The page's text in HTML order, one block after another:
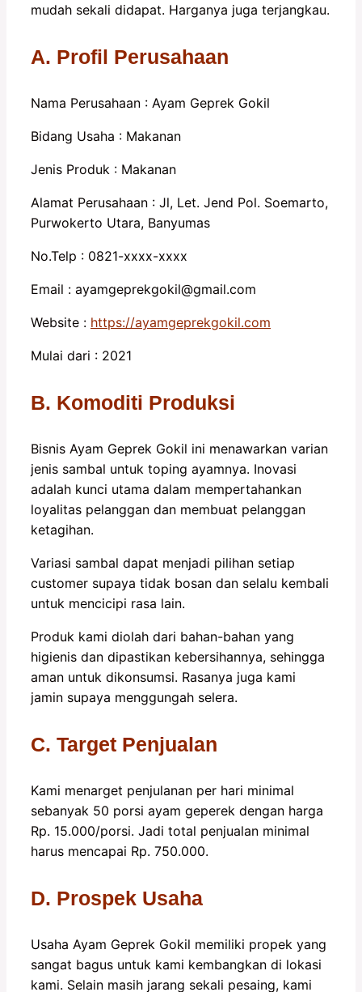
mudah sekali didapat. Harganya juga terjangkau.
A. Profil Perusahaan
Nama Perusahaan : Ayam Geprek Gokil
Bidang Usaha : Makanan
Jenis Produk : Makanan
Alamat Perusahaan : Jl, Let. Jend Pol. Soemarto,
Purwokerto Utara, Banyumas
No.Telp : 0821-xxxx-xxxx
Email : ayamgeprekgokil@gmail.com
Website : https://ayamgeprekgokil.com
Mulai dari : 2021
B. Komoditi Produksi
Bisnis Ayam Geprek Gokil ini menawarkan varian
jenis sambal untuk toping ayamnya. Inovasi
adalah kunci utama dalam mempertahankan
loyalitas pelanggan dan membuat pelanggan
ketagihan.
Variasi sambal dapat menjadi pilihan setiap
customer supaya tidak bosan dan selalu kembali
untuk mencicipi rasa lain.
Produk kami diolah dari bahan-bahan yang
higienis dan dipastikan kebersihannya, sehingga
aman untuk dikonsumsi. Rasanya juga kami
jamin supaya menggungah selera.
C. Target Penjualan
Kami menarget penjulanan per hari minimal
sebanyak 50 porsi ayam geperek dengan harga
Rp. 15.000/porsi. Jadi total penjualan minimal
harus mencapai Rp. 750.000.
D. Prospek Usaha
Usaha Ayam Geprek Gokil memiliki propek yang
sangat bagus untuk kami kembangkan di lokasi
kami. Selain masih jarang sekali pesaing, kami